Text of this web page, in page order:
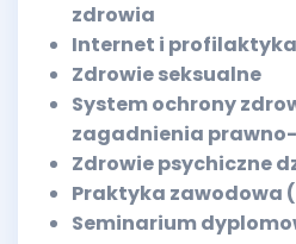
zdrowia
Internet i
Zdrowie seksualne
System ochrony
zagadnienia
Zdrowie psychiczne
Praktyka zawodowa
Seminarium